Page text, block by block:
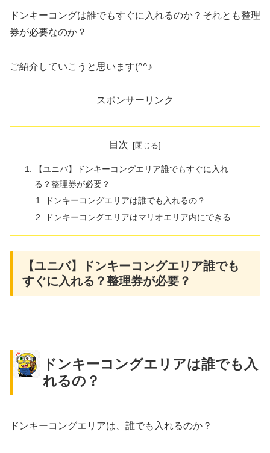
ドンキーコングは誰でもすぐに入れるのか？それとも整理
券が必要なのか？
ご紹介していこうと思います(^^♪
スポンサーリンク
目次
【ユニバ】ドンキーコングエリア誰でもすぐに入れ
る？整理券が必要？
ドンキーコングエリアは誰でも入れるの？
ドンキーコングエリアはマリオエリア内にできる
【ユニバ】ドンキーコングエリア誰でも
すぐに入れる？整理券が必要？
ドンキーコングエリアは誰でも入
れるの？
ドンキーコングエリアは、誰でも入れるのか？